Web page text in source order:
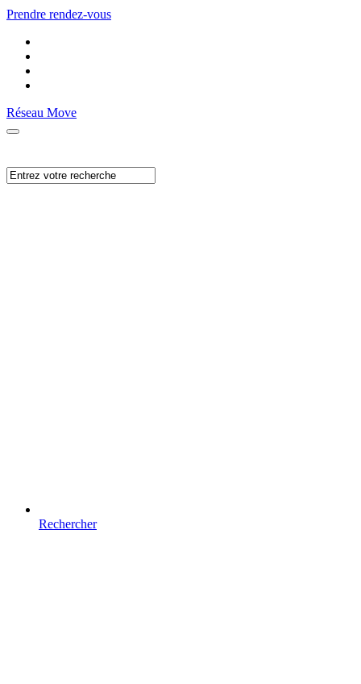
Prendre rendez-vous
Réseau Move
Rechercher